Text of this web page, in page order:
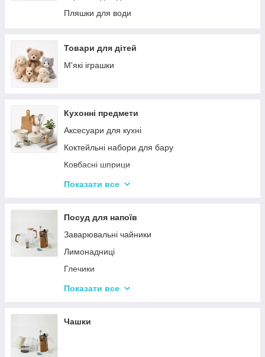
Палатки
Меблі для кемпінгу
Спальні мішки
Цукерки
Серветниці
Годинник настінний
Підсвічники
Вази для квітів
Статуетки
Пляшки для води
Товари для дітей
М'які іграшки
Кухонні предмети
Аксесуари для кухні
Коктейльні набори для бару
Ковбасні шприци
Кухонні підставки
Терки
Набори для спецій
Ємності для зберігання
Набори кухонних ножів і лопаток
Маслянки
Показати все
Посуд для напоїв
Заварювальні чайники
Лимонадниці
Глечики
Склянки
Келихи
Показати все
Чашки